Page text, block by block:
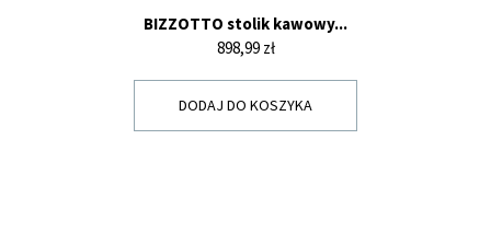
BIZZOTTO stolik kawowy...
Cena
898,99 zł
DODAJ DO KOSZYKA